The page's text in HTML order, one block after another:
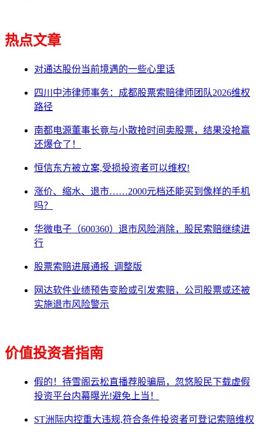
热点文章
对通达股份当前境遇的一些心里话
四川中沛律师事务：成都股票索赔律师团队2026维权
路径
南都电源董事长竟与小散抢时间卖股票，结果没抢赢
还爆仓了！
恒信东方被立案,受损投资者可以维权!
涨价、缩水、退市……2000元档还能买到像样的手机
吗？
华微电子（600360）退市风险消除，股民索赔继续进
行
股票索赔进展通报_调整版
网达软件业绩预告变脸或引发索赔，公司股票或还被
实施退市风险警示
价值投资者指南
假的！待雪阁云松直播荐股骗局，忽悠股民下载虚假
投资平台内幕曝光!避免上当！
ST洲际内控重大违规,符合条件投资者可登记索赔维权